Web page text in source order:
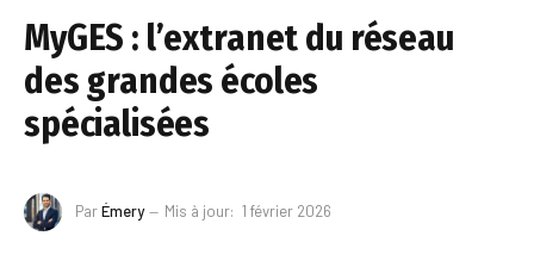
MyGES : l’extranet du réseau
des grandes écoles
spécialisées
ParÉmery Mis à jour: 1 février 2026